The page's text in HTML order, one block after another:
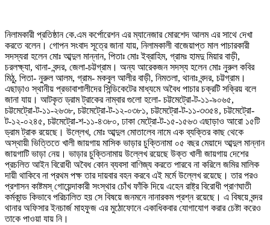
নিলামকারী প্রতিষ্ঠান কে.এম কর্পোরেশন এর ম্যানেজার মোরশেদ আলম এর সাথে দেখা
করতে বলেন। গোপন সংবাদ সূত্রে জানা যায়, নিলামকালী বাজেয়াপ্ত মাল পাচারকারী
সদস্যরা হলেন মোঃ আব্দুল মান্নান, পিতাঃ মোঃ ইব্রাহিম, গ্রামঃ হামদু মিয়ার বাড়ী,
চরলক্ষ্যা, থানা- বন্দর, জেলা-চট্টগ্রাম। অন্য আরেকজন সদস্য হলেন মোঃ নুরুল কবির
মিঠু, পিতা- নুরুল আলম, গ্রাম- মকবুল আলীর বাড়ী, নিমতলা, থানাঃ বন্দর, চট্টগ্রাম।
এছাড়াও স্থানীয় প্রভাবাশালীদের সিন্ডিকেটের মাধ্যমে অবৈধ পাচার চক্রটি সক্রিয় বলে
জানা যায়। আটকৃত ড্রাম ট্রাকের নাম্বার গুলো হলো- চট্টমেট্রো-ট-১১-৯০৬৫,
চট্টমেট্রো-ট-১১-২৬৩৮, চট্টমেট্রো-ট-১২-০৩৮১, চট্টমেট্রো-ট-১১-৩৩৫৪, চট্টমেট্রো-
ট-১২-০২৪৫, চট্টমেট্রো-শ-১১-৪৩৮০, ঢাকা মেট্রো-ট-১৫-১৫৬৩ এছাড়াও আরো ১৫টি
ড্রাম ট্রাক রয়েছে। উল্লেখ, মোঃ আব্দুল মোতালেব নামে এক ব্যক্তির কাছ থেকে
অস্থায়ী ভিত্তিতে খালী জায়গায় মাসিক ভাড়ার চুক্তিনামা ০৫ বছর মেয়াদে আব্দুল মান্নান
জায়গাটি ভাড়া নেয়। ভাড়ার চুক্তিনামায় উল্লেখ রয়েছে উক্ত খালী জায়গায় দেশের
প্রচলিত আইন বিরোধী অবৈধ কোন ব্যবসা বাণিজ্য করতে পারবে না করিলে জমির মালিক
দায়ী থাকিবে না প্রথম পক্ষ তার দায়বার বহন করবে এই মর্মে উল্লেখ রয়েছে। তার পরও
প্রশাসন কাষ্টমস্ গোয়েন্দাকারী সংস্থার চোঁখ ফাঁকি দিয়ে এহেন রাষ্ট্র বিরোধী প্রাণঘাতী
কর্মকান্ড কিভাবে পরিচালিত হয় সে বিষয়ে জনমনে নানারকম প্রশ্ন রয়েছে। এ বিষয়ে বন্দর
থানার অফিসার ইনচার্জ মাহফুজ এর মুঠোফোনে একাধিকবার যোগাযোগ করার চেষ্টা করেও
তাকে পাওয়া যায় নি।